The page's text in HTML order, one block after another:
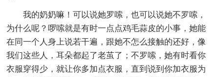
我的奶奶嘛！可以说她罗嗦，也可以说她不罗嗦，
为什么呢？啰嗦就是有时一点点鸡毛蒜皮的小事，她能
在同一个人身上说若干遍，跟她不怎么接触的还好，像
我们这些人，耳朵都起了老茧了；不罗嗦，她有时看你
衣服穿得少，就让你多加点衣服，直到说到你加衣服为